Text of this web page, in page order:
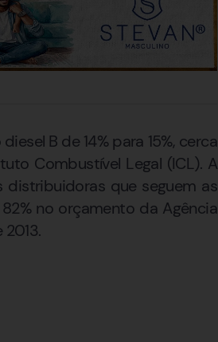
B de 14% para 15%, cerca
Combustível Legal (ICL). A
distribuidoras que seguem as
no orçamento da Agência